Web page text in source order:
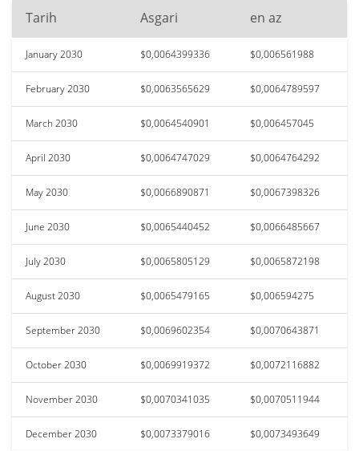
Tarih Asgari en az
January 2030 $0,0064399336 $0,006561988
February 2030 $0,0063565629 $0,0064789597
March 2030 $0,0064540901 $0,006457045
April 2030 $0,0064747029 $0,0064764292
May 2030 $0,0066890871 $0,0067398326
June 2030 $0,0065440452 $0,0066485667
July 2030 $0,0065805129 $0,0065872198
August 2030 $0,0065479165 $0,006594275
September 2030 $0,0069602354 $0,0070643871
October 2030 $0,0069919372 $0,0072116882
November 2030 $0,0070341035 $0,0070511944
December 2030 $0,0073379016 $0,0073493649